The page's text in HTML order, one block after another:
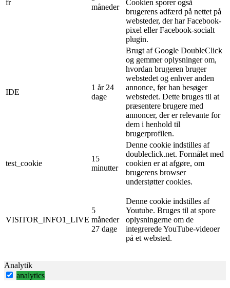
fr
måneder
Cookien sporer også
brugerens adfærd på nettet på
websteder, der har Facebook-
pixel eller Facebook-socialt
plugin.
IDE
1 år 24
dage
Brugt af Google DoubleClick
og gemmer oplysninger om,
hvordan brugeren bruger
webstedet og enhver anden
annonce, før han besøger
webstedet. Dette bruges til at
præsentere brugere med
annoncer, der er relevante for
dem i henhold til
brugerprofilen.
test_cookie
15
minutter
Denne cookie indstilles af
doubleclick.net. Formålet med
cookien er at afgøre, om
brugerens browser
understøtter cookies.
VISITOR_INFO1_LIVE
5
måneder
27 dage
Denne cookie indstilles af
Youtube. Bruges til at spore
oplysningerne om de
integrerede YouTube-videoer
på et websted.
Analytik
analytics